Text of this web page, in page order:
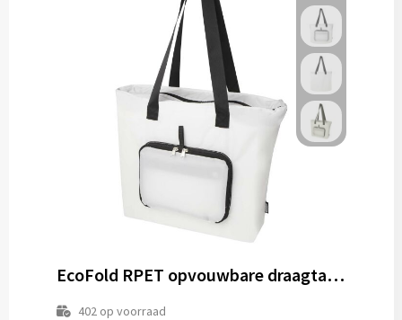
EcoFold RPET opvouwbare draagtas 16 l
402op voorraad